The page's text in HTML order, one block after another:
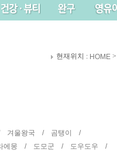
현재위치 : HOME >
겨울왕국 / 곰탱이 /
에몽 / 도모군 / 도우도우 /